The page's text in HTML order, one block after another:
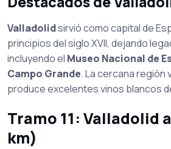
Valladolidsirvió como capital de
principios del siglo XVII, dejando
incluyendo el Museo Nacional de
Campo Grande. La cercana región
produce excelentes vinos blancos
Tramo 11: Valladolid
km)